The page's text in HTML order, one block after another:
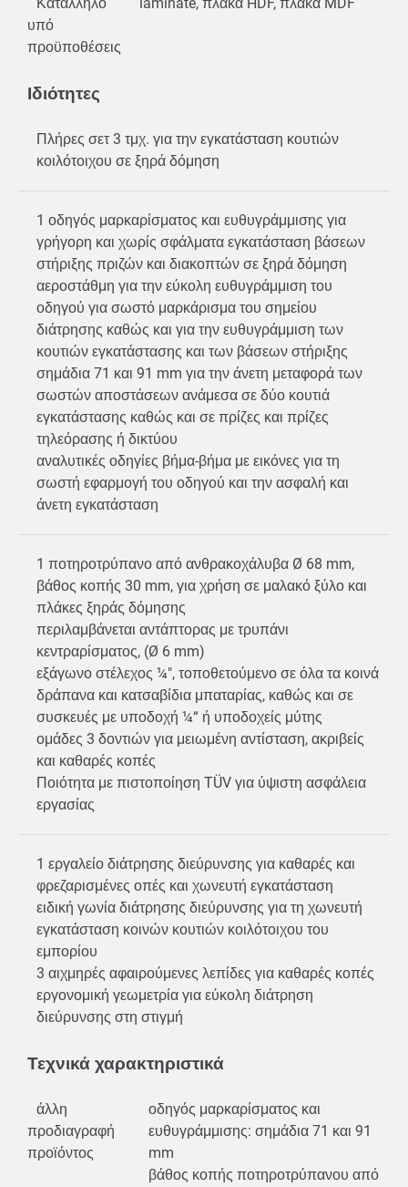
Κατάλληλο
υπό
προϋποθέσεις
laminate, πλάκα HDF, πλάκα MDF
Ιδιότητες
Πλήρες σετ 3 τμχ. για την εγκατάσταση κουτιών
κοιλότοιχου σε ξηρά δόμηση
1 οδηγός μαρκαρίσματος και ευθυγράμμισης για
γρήγορη και χωρίς σφάλματα εγκατάσταση βάσεων
στήριξης πριζών και διακοπτών σε ξηρά δόμηση
αεροστάθμη για την εύκολη ευθυγράμμιση του
οδηγού για σωστό μαρκάρισμα του σημείου
διάτρησης καθώς και για την ευθυγράμμιση των
κουτιών εγκατάστασης και των βάσεων στήριξης
σημάδια 71 και 91 mm για την άνετη μεταφορά των
σωστών αποστάσεων ανάμεσα σε δύο κουτιά
εγκατάστασης καθώς και σε πρίζες και πρίζες
τηλεόρασης ή δικτύου
αναλυτικές οδηγίες βήμα-βήμα με εικόνες για τη
σωστή εφαρμογή του οδηγού και την ασφαλή και
άνετη εγκατάσταση
1 ποτηροτρύπανο από ανθρακοχάλυβα Ø 68 mm,
βάθος κοπής 30 mm, για χρήση σε μαλακό ξύλο και
πλάκες ξηράς δόμησης
περιλαμβάνεται αντάπτορας με τρυπάνι
κεντραρίσματος, (Ø 6 mm)
εξάγωνο στέλεχος ¼", τοποθετούμενο σε όλα τα κοινά
δράπανα και κατσαβίδια μπαταρίας, καθώς και σε
συσκευές με υποδοχή ¼“ ή υποδοχείς μύτης
ομάδες 3 δοντιών για μειωμένη αντίσταση, ακριβείς
και καθαρές κοπές
Ποιότητα με πιστοποίηση TÜV για ύψιστη ασφάλεια
εργασίας
1 εργαλείο διάτρησης διεύρυνσης για καθαρές και
φρεζαρισμένες οπές και χωνευτή εγκατάσταση
ειδική γωνία διάτρησης διεύρυνσης για τη χωνευτή
εγκατάσταση κοινών κουτιών κοιλότοιχου του
εμπορίου
3 αιχμηρές αφαιρούμενες λεπίδες για καθαρές κοπές
εργονομική γεωμετρία για εύκολη διάτρηση
διεύρυνσης στη στιγμή
Τεχνικά χαρακτηριστικά
άλλη
προδιαγραφή
προϊόντος
οδηγός μαρκαρίσματος και
ευθυγράμμισης: σημάδια 71 και 91
mm
βάθος κοπής ποτηροτρύπανου από